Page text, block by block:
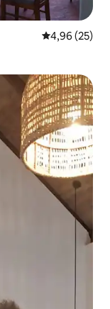
Évaluation
4,96 (25)